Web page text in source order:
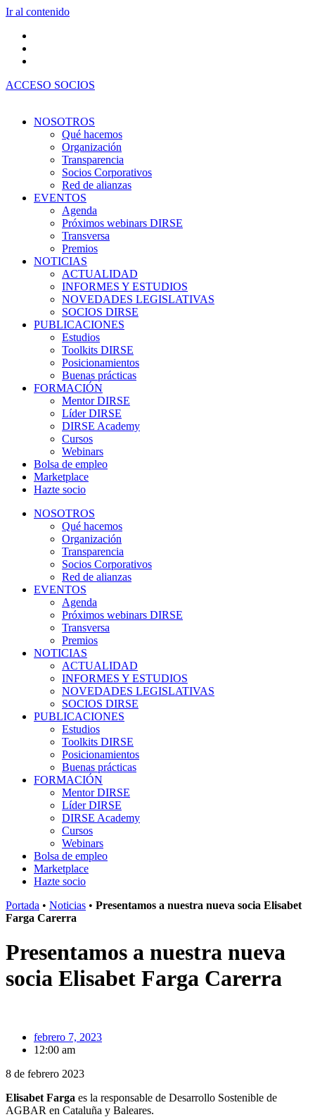
Ir al contenido
ACCESO SOCIOS
NOSOTROS
Qué hacemos
Organización
Transparencia
Socios Corporativos
Red de alianzas
EVENTOS
Agenda
Próximos webinars DIRSE
Transversa
Premios
NOTICIAS
ACTUALIDAD
INFORMES Y ESTUDIOS
NOVEDADES LEGISLATIVAS
SOCIOS DIRSE
PUBLICACIONES
Estudios
Toolkits DIRSE
Posicionamientos
Buenas prácticas
FORMACIÓN
Mentor DIRSE
Líder DIRSE
DIRSE Academy
Cursos
Webinars
Bolsa de empleo
Marketplace
Hazte socio
NOSOTROS
Qué hacemos
Organización
Transparencia
Socios Corporativos
Red de alianzas
EVENTOS
Agenda
Próximos webinars DIRSE
Transversa
Premios
NOTICIAS
ACTUALIDAD
INFORMES Y ESTUDIOS
NOVEDADES LEGISLATIVAS
SOCIOS DIRSE
PUBLICACIONES
Estudios
Toolkits DIRSE
Posicionamientos
Buenas prácticas
FORMACIÓN
Mentor DIRSE
Líder DIRSE
DIRSE Academy
Cursos
Webinars
Bolsa de empleo
Marketplace
Hazte socio
Portada • Noticias • Presentamos a nuestra nueva socia Elisabet
Farga Carerra
Presentamos a nuestra nueva
socia Elisabet Farga Carerra
febrero 7, 2023
12:00 am
8 de febrero 2023
Elisabet Farga es la responsable de Desarrollo Sostenible de
AGBAR en Cataluña y Baleares.